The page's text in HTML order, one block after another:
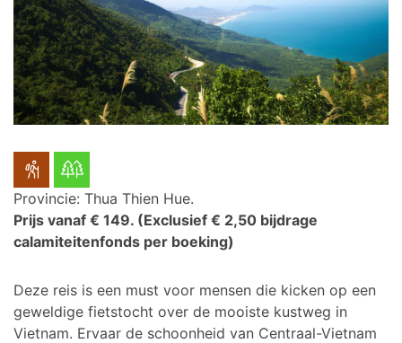
Provincie: Thua Thien Hue.
Prijs vanaf € 149. (Exclusief € 2,50 bijdrage
calamiteitenfonds per boeking)
Deze reis is een must voor mensen die kicken op een
geweldige fietstocht over de mooiste kustweg in
Vietnam. Ervaar de schoonheid van Centraal-Vietnam